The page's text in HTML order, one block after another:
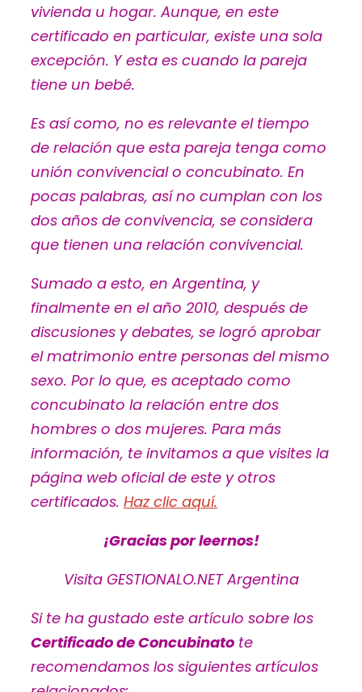
vivienda u hogar. Aunque, en este
certificado en particular, existe una sola
excepción. Y esta es cuando la pareja
tiene un bebé.
Es así como, no es relevante el tiempo
de relación que esta pareja tenga como
unión convivencial o concubinato. En
pocas palabras, así no cumplan con los
dos años de convivencia, se considera
que tienen una relación convivencial.
Sumado a esto, en Argentina, y
finalmente en el año 2010, después de
discusiones y debates, se logró aprobar
el matrimonio entre personas del mismo
sexo. Por lo que, es aceptado como
concubinato la relación entre dos
hombres o dos mujeres. Para más
información, te invitamos a que visites la
página web oficial de este y otros
certificados. Haz clic aquí.
¡Gracias por leernos!
Visita GESTIONALO.NET Argentina
Si te ha gustado este artículo sobre los
Certificado de Concubinato te
recomendamos los siguientes artículos